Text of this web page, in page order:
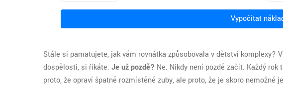
Vypočítat
Stále si pamatujete, jak vám rovnátka způsobovala v dětství komplexy?
dospělosti, si říkáte: Je už pozdě? Ne. Nikdy není pozdě začít. Každý
proto, že opraví špatně rozmístěné zuby, ale proto, že je skoro nemožné